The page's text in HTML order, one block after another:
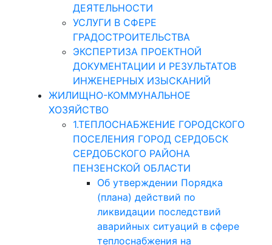
ДЕЯТЕЛЬНОСТИ
УСЛУГИ В СФЕРЕ
ГРАДОСТРОИТЕЛЬСТВА
ЭКСПЕРТИЗА ПРОЕКТНОЙ
ДОКУМЕНТАЦИИ И РЕЗУЛЬТАТОВ
ИНЖЕНЕРНЫХ ИЗЫСКАНИЙ
ЖИЛИЩНО-КОММУНАЛЬНОЕ
ХОЗЯЙСТВО
1.ТЕПЛОСНАБЖЕНИЕ ГОРОДСКОГО
ПОСЕЛЕНИЯ ГОРОД СЕРДОБСК
СЕРДОБСКОГО РАЙОНА
ПЕНЗЕНСКОЙ ОБЛАСТИ
Об утверждении Порядка
(плана) действий по
ликвидации последствий
аварийных ситуаций в сфере
теплоснабжения на